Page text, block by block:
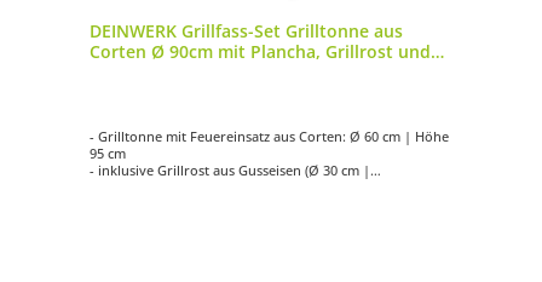
DEINWERK Grillfass-Set Grilltonne aus
Corten Ø 90cm mit Plancha, Grillrost und
- Grilltonne mit Feuereinsatz aus Corten: Ø 60 cm | Höhe
95 cm
- inklusive Grillrost aus Gusseisen (Ø 30 cm |